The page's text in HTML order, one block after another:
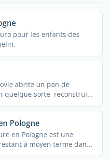
pour les enfants des
abrite un pan de
quelque sorte, reconstruite
Pologne
en Pologne est une